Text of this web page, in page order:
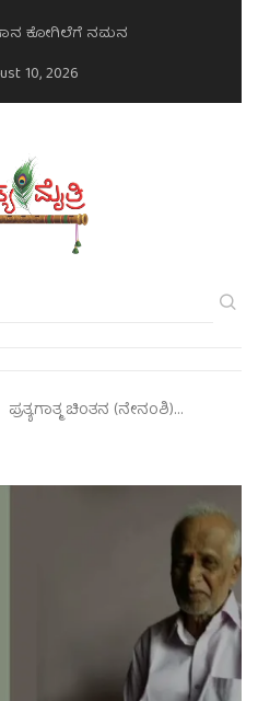
ಕೋಗಿಲೆಗೆ ನಮನ ಮನಸಿನ ಸವಿಭಾವ
10, 2026
ಪ್ರತ್ಯಗಾತ್ಮ ಚಿಂತನ (ನೇನಂಶಿ)…